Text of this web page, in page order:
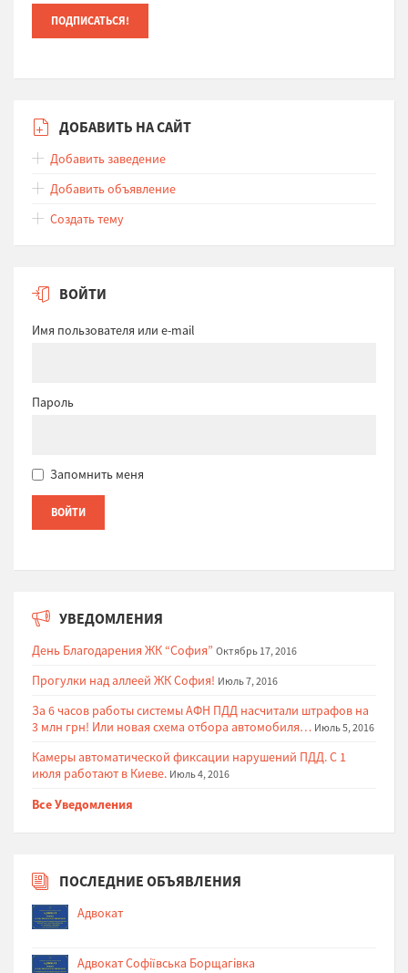
ДОБАВИТЬ НА САЙТ
Добавить заведение
Добавить объявление
Создать тему
ВОЙТИ
Имя пользователя или e-mail
Пароль
Запомнить меня
УВЕДОМЛЕНИЯ
День Благодарения ЖК “София” Октябрь 17, 2016
Прогулки над аллеей ЖК София! Июль 7, 2016
За 6 часов работы системы АФН ПДД насчитали штрафов на
3 млн грн! Или новая схема отбора автомобиля… Июль 5, 2016
Камеры автоматической фиксации нарушений ПДД. С 1
июля работают в Киеве. Июль 4, 2016
Все Уведомления
ПОСЛЕДНИЕ ОБЪЯВЛЕНИЯ
Адвокат
Адвокат Софіївська Борщагівка